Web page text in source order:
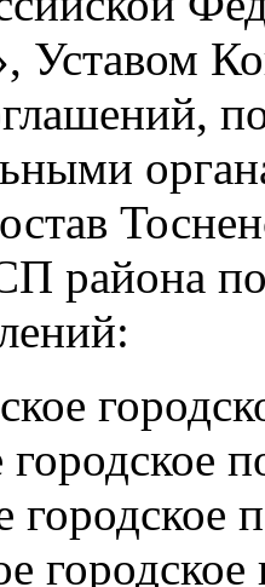
Уставом
района
городское
городское